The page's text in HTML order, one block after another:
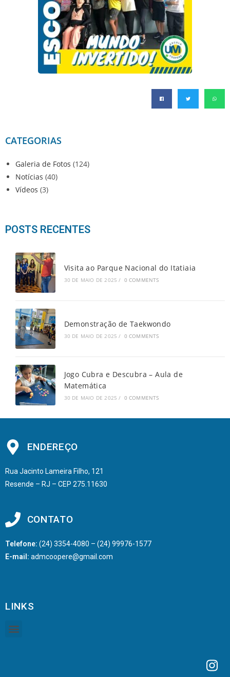
CATEGORIAS
Galeria de Fotos (124)
Notícias (40)
Vídeos (3)
POSTS RECENTES
Visita ao Parque Nacional do Itatiaia
30 DE MAIO DE 2025 / 0 COMMENTS
Demonstração de Taekwondo
30 DE MAIO DE 2025 / 0 COMMENTS
Jogo Cubra e Descubra – Aula de
Matemática
30 DE MAIO DE 2025 / 0 COMMENTS
ENDEREÇO
Rua Jacinto Lameira Filho, 121
Resende – RJ – CEP 275.11630
CONTATO
Telefone: (24) 3354-4080 – (24) 99976-1577
E-mail: admcoopere@gmail.com
LINKS